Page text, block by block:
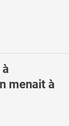
menait à